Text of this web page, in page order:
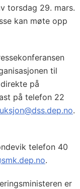
torsdag 29. mars.
kan møte opp
til
på
på telefon 22
.
telefon 40
.
er